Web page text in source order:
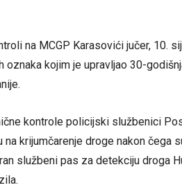
na MCGP Karasovići jučer, 10.
oznaka kojim je upravljao 30-
kontrole policijski službenici
na krijumčarenje droge nakon čega
službeni pas za detekciju droga